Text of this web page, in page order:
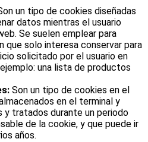
un tipo de cookies diseñadas
datos mientras el usuario
Se suelen emplear para
que solo interesa conservar para
solicitado por el usuario en
una lista de productos
Son un tipo de cookies en el
en el terminal y
y tratados durante un periodo
de la cookie, y que puede ir
años.